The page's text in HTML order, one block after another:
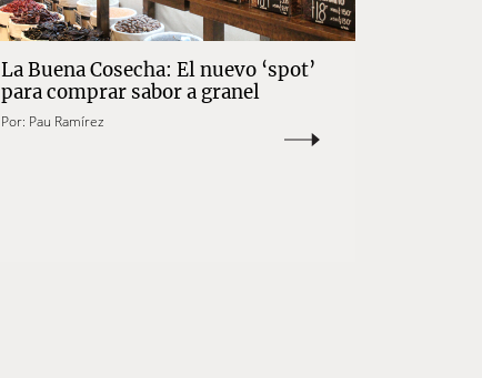
La Buena Cosecha: El nuevo ‘spot’
para comprar sabor a granel
Por: Pau Ramírez